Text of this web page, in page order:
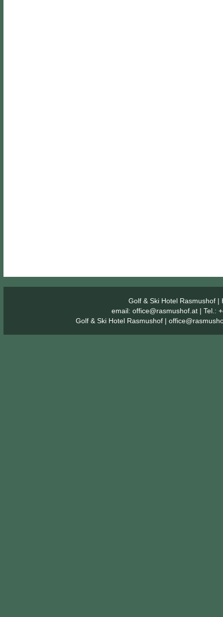
Golf & Ski Hotel Rasmushof|
email: office@rasmushof.at | Tel.:
Golf & Ski Hotel Rasmushof|